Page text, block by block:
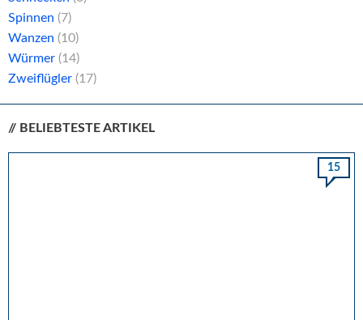
Spinnen (7)
Wanzen (10)
Würmer (14)
Zweiflügler (17)
// BELIEBTESTE ARTIKEL
15